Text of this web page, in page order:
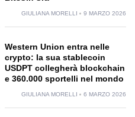
GIULIANA MORELLI 9 MARZO 2026
Western Union entra nelle
crypto: la sua stablecoin
USDPT collegherà blockchain
e 360.000 sportelli nel mondo
GIULIANA MORELLI 6 MARZO 2026